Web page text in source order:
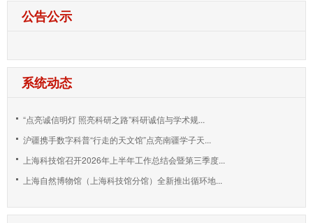
公告公示
系统动态
“点亮诚信明灯 照亮科研之路”科研诚信与学术规...
沪疆携手数字科普“行走的天文馆”点亮南疆学子天...
上海科技馆召开2026年上半年工作总结会暨第三季度...
上海自然博物馆（上海科技馆分馆）全新推出循环地...